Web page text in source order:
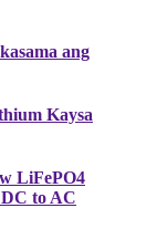
ang
Kaysa
LiFePO4
to AC